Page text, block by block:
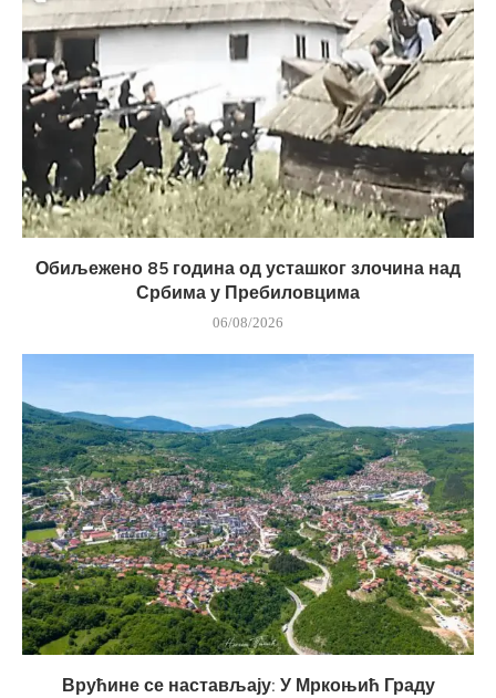
Обиљежено 85 година од усташког злочина над
Србима у Пребиловцима
06/08/2026
Врућине се настављају: У Мркоњић Граду